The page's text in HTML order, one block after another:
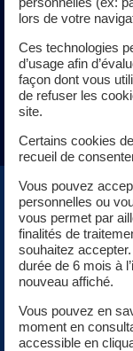
simulation de
une immersion
fins de
Découvrez nos
lors de votre
Ces technologies
d’usage afin
façon dont vous
de refuser les
site.
Certains cookies
recueil de
Vous pouvez
personnelles ou
vous permet par
finalités de
souhaitez
durée de 6 mois à
nouveau affiché.
Vous pouvez en
moment en
accessible en